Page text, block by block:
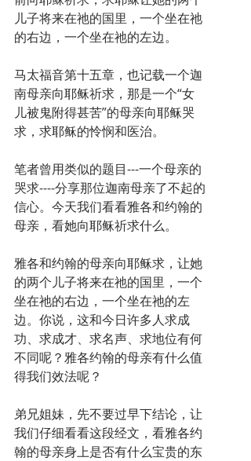
儿子将来在祂的国里，一个坐在祂
的右边，一个坐在祂的左边。
马太福音第十五章，也记载一个迦
南母亲向耶稣祈求，那是一个“女
儿被鬼附得甚苦”的母亲向耶稣哭
求，求耶稣的怜悯和医治。
笔者曾用类似的题目---一个母亲的
哭求----分享那位迦南母亲了不起的
信心。今天我们看看雅各和约翰的
母亲，看她向耶稣祈求什么。
雅各和约翰的母亲向耶稣求，让她
的两个儿子将来在祂的国里，一个
坐在祂的右边，一个坐在祂的左
边。你说，这和今日许多人求成
功、求成才、求名声、求地位有何
不同呢？雅各约翰的母亲有什么值
得我们效法呢？
弟兄姐妹，先不要过早下结论，让
我们仔细看看这段经文，看雅各约
翰的母亲身上是否有什么宝贵的东